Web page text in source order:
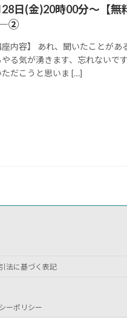
日(金)20時00分～【
―②
座内容】 あれ、聞いたことが
やる気が湧きます、忘れないで
ただこうと思いま […]
法に基づく表記
ーポリシー